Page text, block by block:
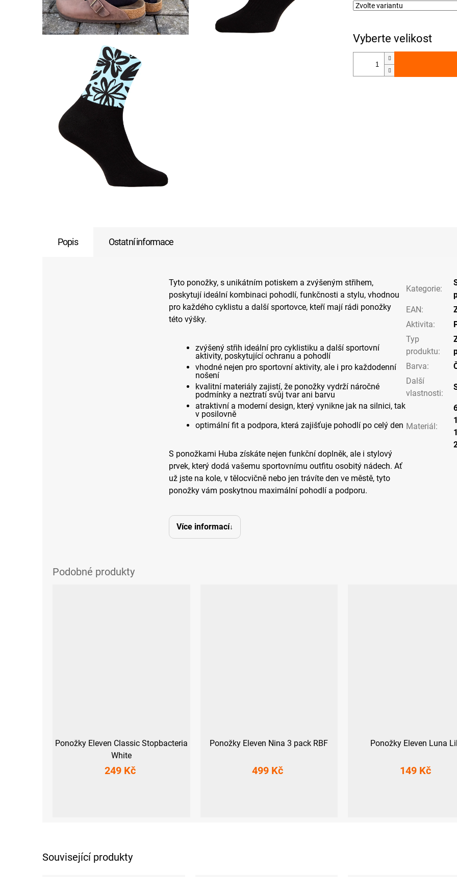
Související produkty
Popis Ostatní informace
Tyto ponožky, s unikátním potiskem a zvýšeným střihem,
poskytují ideální kombinaci pohodlí, funkčnosti a stylu, vhodnou
pro každého cyklistu a další sportovce, kteří mají rádi ponožky
této výšky.
zvýšený střih ideální pro cyklistiku a další sportovní
aktivity, poskytující ochranu a pohodlí
vhodné nejen pro sportovní aktivity, ale i pro každodenní
nošení
kvalitní materiály zajistí, že ponožky vydrží náročné
podmínky a neztratí svůj tvar ani barvu
atraktivní a moderní design, který vynikne jak na silnici, tak
v posilovně
optimální fit a podpora, která zajišťuje pohodlí po celý den
S ponožkami Huba získáte nejen funkční doplněk, ale i stylový
prvek, který dodá vašemu sportovnímu outfitu osobitý nádech. Ať
už jste na kole, v tělocvičně nebo jen trávíte den ve městě, tyto
ponožky vám poskytnou maximální pohodlí a podporu.
Více informací
Kategorie:
EAN:
Aktivita:
Typ
produktu:
Barva:
Další
vlastnosti:
Materiál :
Ponožky Eleven Classic Stopbacteria
White
249 Kč
Ponožky Eleven Nina 3 pack RBF
499 Kč
Ponožky Eleven Luna
149 Kč